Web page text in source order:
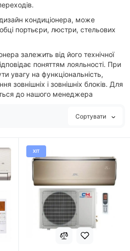
кондиціонера, може
портьєри, люстри, стельових
залежить від його технічної
поняттям лояльності. При
увагу на функціональність,
зовнішніх і зовнішніх блоків. Для
до нашого менеджера
Сортувати
ХІТ